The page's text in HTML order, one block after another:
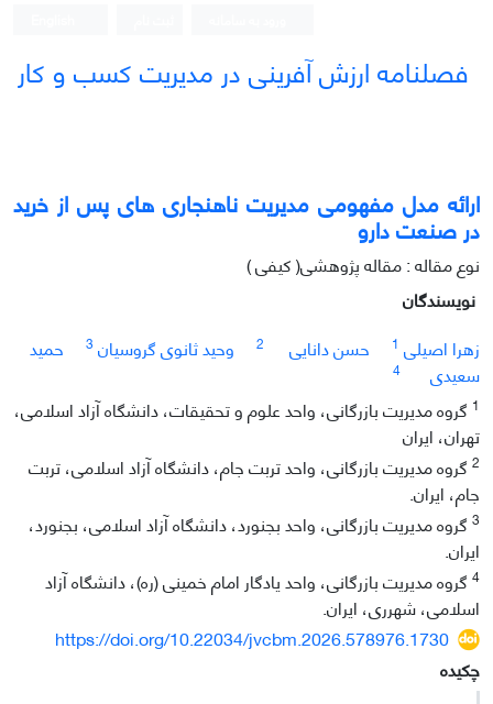
فصلنامه ارزش آفرینی در مدیریت کسب و کار
ارائه مدل مفهومی مدیریت ناهنجاری های پس از خرید
در صنعت دارو
نوع مقاله : مقاله پژوهشی( کیفی )
نویسندگان
زهرا اصیلی 1 حسن دانایی 2 وحید ثانوی گروسیان 3
حمید
سعیدی
4
1 گروه مدیریت بازرگانی، واحد علوم و تحقیقات، دانشگاه آزاد اسلامی،
تهران، ایران
2 گروه مدیریت بازرگانی، واحد تربت جام، دانشگاه آزاد اسلامی، تربت
جام، ایران.
3 گروه مدیریت بازرگانی، واحد بجنورد، دانشگاه آزاد اسلامی، بجنورد،
ایران.
4 گروه مدیریت بازرگانی، واحد یادگار امام خمینی (ره)، دانشگاه آزاد
اسلامی، شهرری، ایران.
https://doi.org/10.22034/jvcbm.2026.578976.1730
چکیده